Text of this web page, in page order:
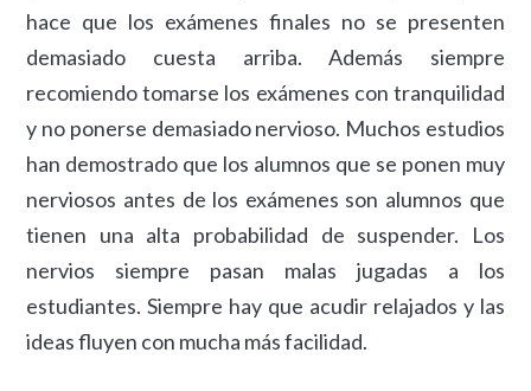
hace que los exámenes finales no se presenten
demasiado cuesta arriba. Además siempre
recomiendo tomarse los exámenes con tranquilidad
y no ponerse demasiado nervioso. Muchos estudios
han demostrado que los alumnos que se ponen muy
nerviosos antes de los exámenes son alumnos que
tienen una alta probabilidad de suspender. Los
nervios siempre pasan malas jugadas a los
estudiantes. Siempre hay que acudir relajados y las
ideas fluyen con mucha más facilidad.